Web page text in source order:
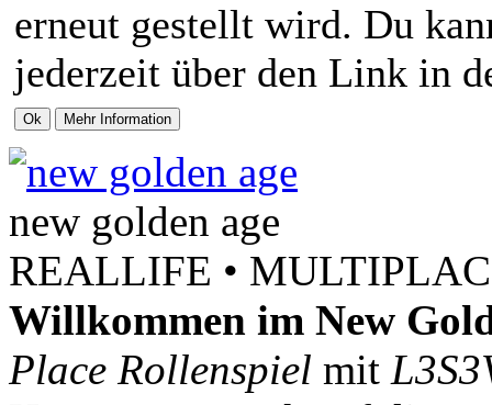
erneut gestellt wird. Du
jederzeit über den Link in
new golden age
REALLIFE •
Willkommen im New
Place Rollenspiel mit